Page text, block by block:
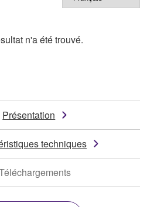
n'a été trouvé.
Présentation
techniques